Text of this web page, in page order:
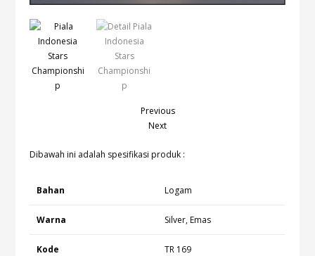
Previous
Next
Dibawah ini adalah spesifikasi produk :
Bahan Logam
Warna Silver, Emas
Kode TR 169